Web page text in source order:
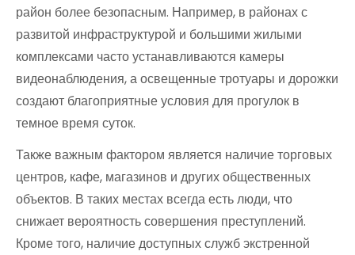
район более безопасным. Например, в районах с
развитой инфраструктурой и большими жилыми
комплексами часто устанавливаются камеры
видеонаблюдения, а освещенные тротуары и дорожки
создают благоприятные условия для прогулок в
темное время суток.
Также важным фактором является наличие торговых
центров, кафе, магазинов и других общественных
объектов. В таких местах всегда есть люди, что
снижает вероятность совершения преступлений.
Кроме того, наличие доступных служб экстренной